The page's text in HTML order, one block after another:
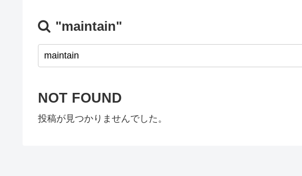
"maintain"
NOT FOUND
投稿が見つかりませんでした。